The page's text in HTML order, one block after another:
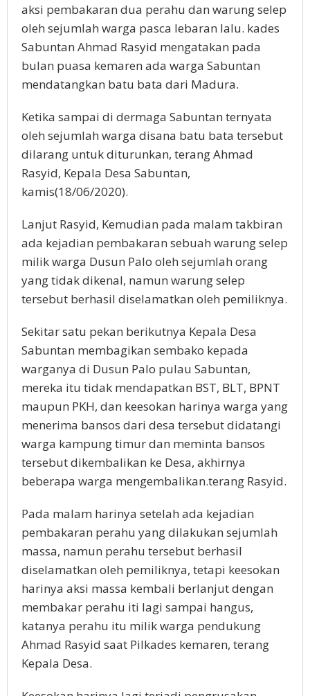
aksi pembakaran dua perahu dan warung selep
oleh sejumlah warga pasca lebaran lalu. kades
Sabuntan Ahmad Rasyid mengatakan pada
bulan puasa kemaren ada warga Sabuntan
mendatangkan batu bata dari Madura.
Ketika sampai di dermaga Sabuntan ternyata
oleh sejumlah warga disana batu bata tersebut
dilarang untuk diturunkan, terang Ahmad
Rasyid, Kepala Desa Sabuntan,
kamis(18/06/2020).
Lanjut Rasyid, Kemudian pada malam takbiran
ada kejadian pembakaran sebuah warung selep
milik warga Dusun Palo oleh sejumlah orang
yang tidak dikenal, namun warung selep
tersebut berhasil diselamatkan oleh pemiliknya.
Sekitar satu pekan berikutnya Kepala Desa
Sabuntan membagikan sembako kepada
warganya di Dusun Palo pulau Sabuntan,
mereka itu tidak mendapatkan BST, BLT, BPNT
maupun PKH, dan keesokan harinya warga yang
menerima bansos dari desa tersebut didatangi
warga kampung timur dan meminta bansos
tersebut dikembalikan ke Desa, akhirnya
beberapa warga mengembalikan.terang Rasyid.
Pada malam harinya setelah ada kejadian
pembakaran perahu yang dilakukan sejumlah
massa, namun perahu tersebut berhasil
diselamatkan oleh pemiliknya, tetapi keesokan
harinya aksi massa kembali berlanjut dengan
membakar perahu iti lagi sampai hangus,
katanya perahu itu milik warga pendukung
Ahmad Rasyid saat Pilkades kemaren, terang
Kepala Desa.